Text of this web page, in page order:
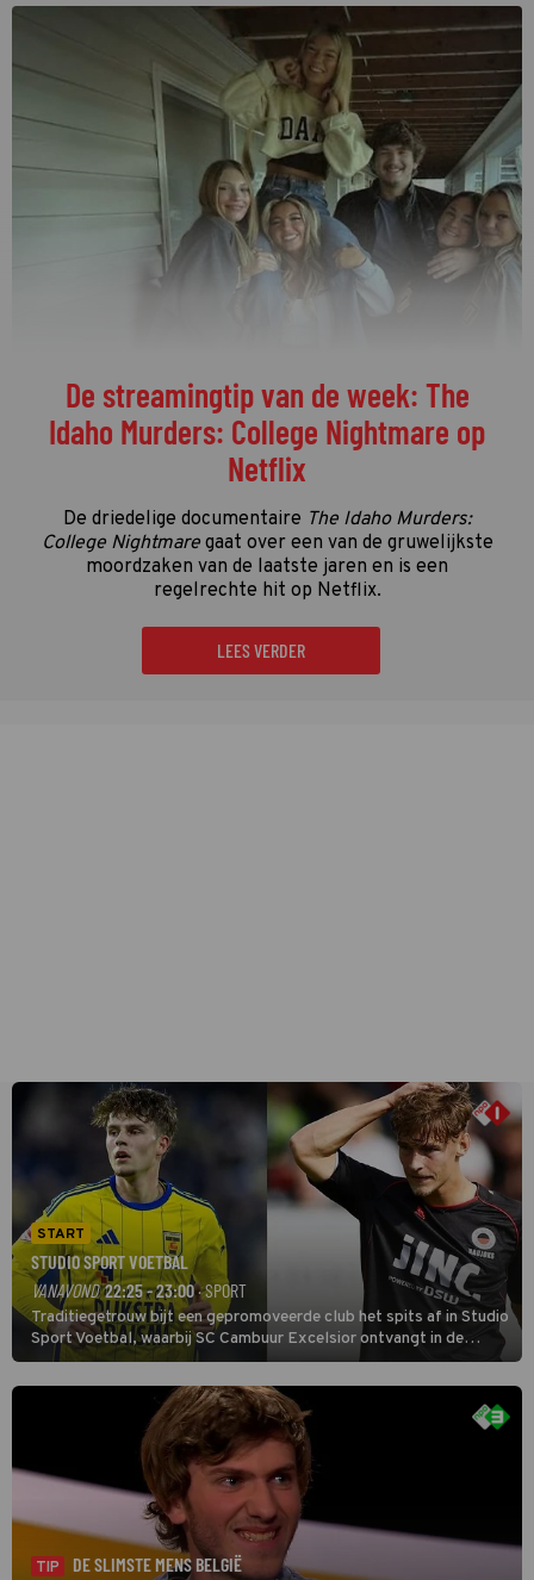
De streamingtip van de week: The
Idaho Murders: College Nightmare op
Netflix
De driedelige documentaire The Idaho Murders:
College Nightmaregaat over een van de gruwelijkste
moordzaken van de laatste jaren en is een
regelrechte hit op Netflix.
LEES VERDER
START
STUDIO SPORT VOETBAL
VANAVOND 22:25 - 23:00· SPORT
Traditiegetrouw bijt een gepromoveerde club het spits af in Studio
Sport Voetbal, waarbij SC Cambuur Excelsior ontvangt in de
eerste wedstrijd van het nieuwe Eredivisieseizoen. De nieuwe
oefenmeester is Johan Plat en hij wil aanvallend voetballen.
TIP
DE SLIMSTE MENS BELGIË